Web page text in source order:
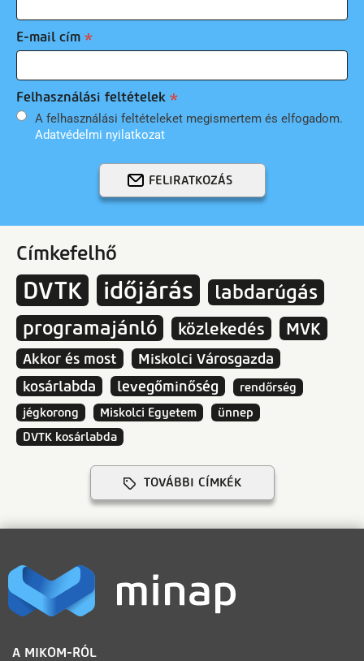
E-mail cím
Felhasználási feltételek
A felhasználási feltételeket megismertem és elfogadom.
Adatvédelmi nyilatkozat
FELIRATKOZÁS
Címkefelhő
DVTK időjárás
labdarúgás
programajánló
közlekedés MVK
Akkor és most
Miskolci Városgazda
kosárlabda
levegőminőség
rendőrség
jégkorong
Miskolci Egyetem
ünnep
DVTK kosárlabda
TOVÁBBI CÍMKÉK
LÁBLÉC
A MIKOM-RÓL